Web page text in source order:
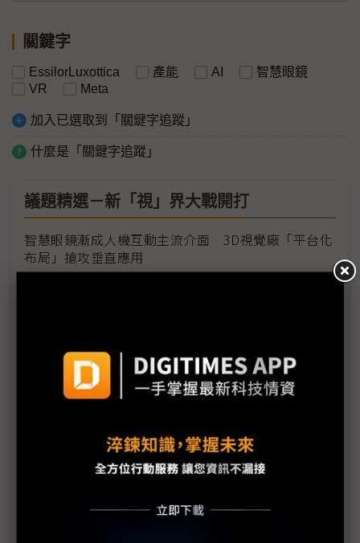
關鍵字
EssilorLuxottica 產能 AI
智慧眼鏡
VR
Meta
加入已選取到「關鍵字追蹤」
什麼是「關鍵字追蹤」
議題精選－新「視」界大戰開打
智慧眼鏡漸成人機互動主流介面 3D視覺廠「平台化
布局」搶攻垂直應用
智慧眼鏡處理器薑是老的辣 高通、聯發科與蘋果各
阿里巴巴領軍中國AI眼鏡生態 正面迎戰Meta、三星